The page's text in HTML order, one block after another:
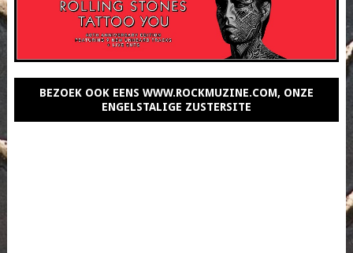
BEZOEK OOK EENS WWW.ROCKMUZINE.COM, ONZE
ENGELSTALIGE ZUSTERSITE